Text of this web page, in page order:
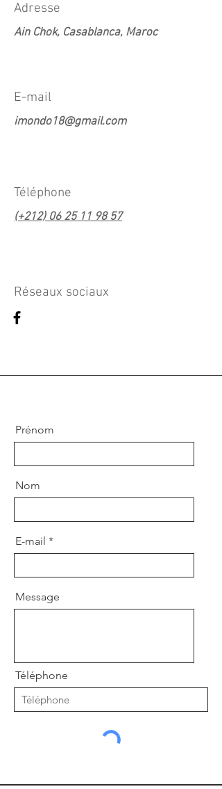
Adresse
Ain Chok, Casablanca, Maroc
E-mail
imondo18@gmail.com
Téléphone
(+212) 06 25 11 98 57
Réseaux sociaux
Prénom
Nom
E-mail
Message
Téléphone